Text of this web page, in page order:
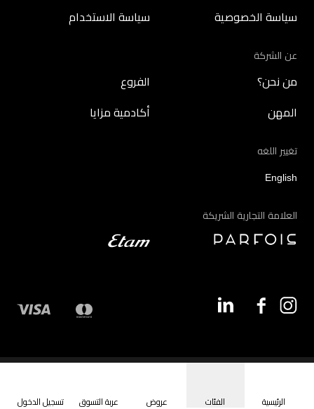
سياسة الخصوصية سياسة الاستخدام
عن الشركة
من نحن؟ الفروع
المهن أكادمية مزايا
تغيير اللغه
English
العلامة التجارية الشريكة
الرئيسية الفئات عروض عربة التسوق تسجيل الدخول